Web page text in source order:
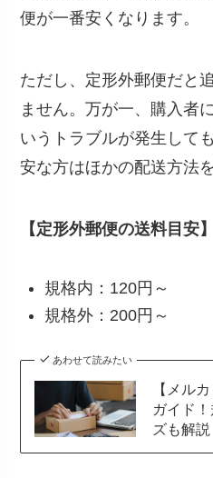
便が一番安くなります。
ただし、定形外郵便だと
ません。万が一、購入者
いうトラブルが発生して
安な方はほかの配送方法
【定形外郵便の送料目安】
規格内：120円～
規格外：200円～
あわせて読みたい
【メル
ガイド
ズも解説